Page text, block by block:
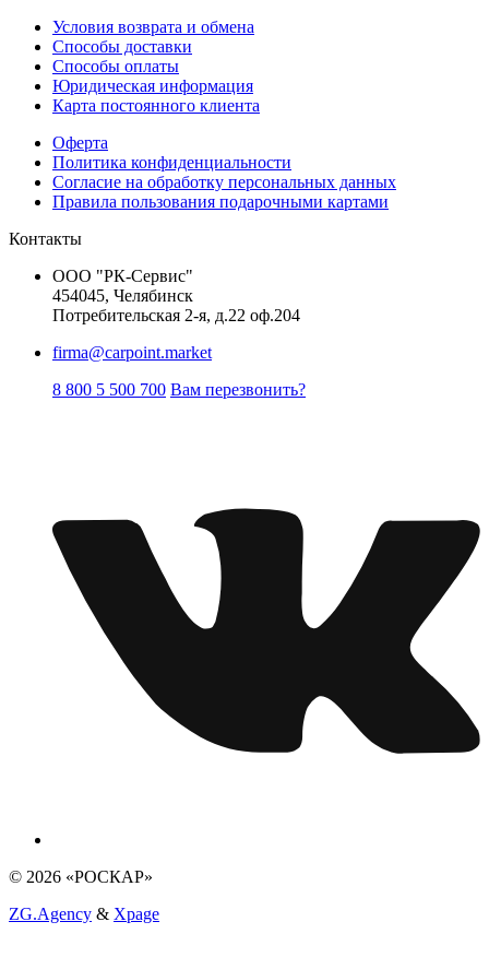
Условия возврата и обмена
Способы доставки
Способы оплаты
Юридическая информация
Карта постоянного клиента
Оферта
Политика конфиденциальности
Согласие на обработку персональных данных
Правила пользования подарочными картами
Контакты
ООО "РК-Сервис"
454045, Челябинск
Потребительская 2-я, д.22 оф.204
firma@carpoint.market
8 800 5 500 700 Вам перезвонить?
© 2026 «РОСКАР»
ZG.Agency & Xpage